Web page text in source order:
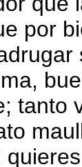
por
tanto